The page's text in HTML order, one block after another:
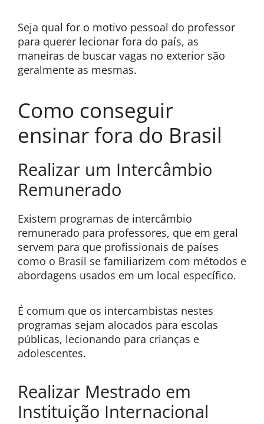
Seja qual for o motivo pessoal do professor
para querer lecionar fora do país, as
maneiras de buscar vagas no exterior são
geralmente as mesmas.
Como conseguir
ensinar fora do Brasil
Realizar um Intercâmbio
Remunerado
Existem programas de intercâmbio
remunerado para professores, que em geral
servem para que profissionais de países
como o Brasil se familiarizem com métodos e
abordagens usados em um local específico.
É comum que os intercambistas nestes
programas sejam alocados para escolas
públicas, lecionando para crianças e
adolescentes.
Realizar Mestrado em
Instituição Internacional